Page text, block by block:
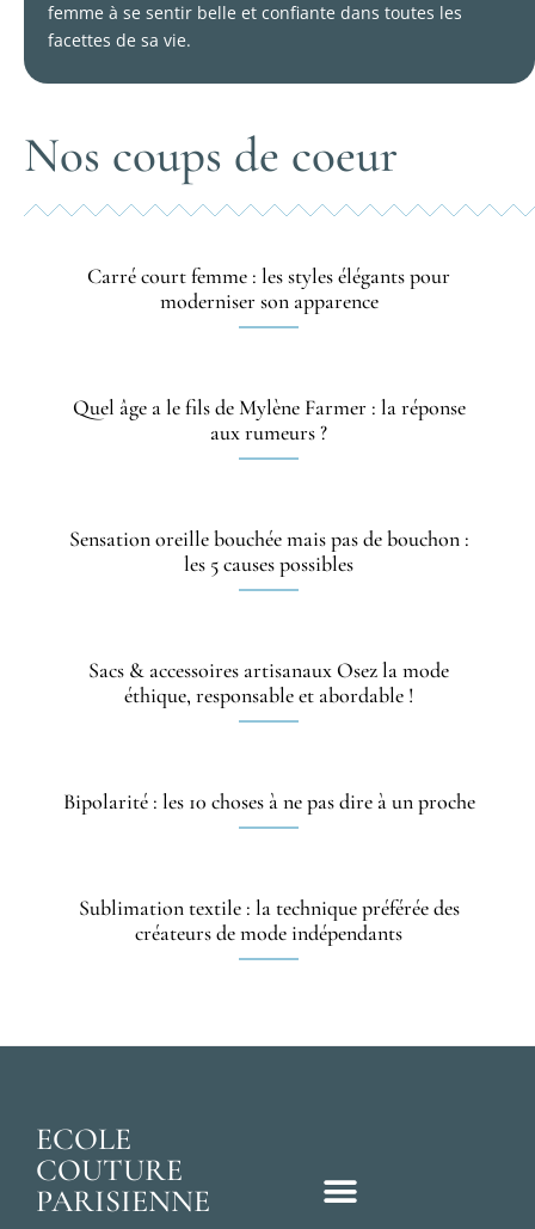
femme à se sentir belle et confiante dans toutes les
facettes de sa vie.
Nos coups de coeur
Carré court femme : les styles élégants pour
moderniser son apparence
Quel âge a le fils de Mylène Farmer : la réponse
aux rumeurs ?
Sensation oreille bouchée mais pas de bouchon :
les 5 causes possibles
Sacs & accessoires artisanaux Osez la mode
éthique, responsable et abordable !
Bipolarité : les 10 choses à ne pas dire à un proche
Sublimation textile : la technique préférée des
créateurs de mode indépendants
ECOLE
COUTURE
PARISIENNE